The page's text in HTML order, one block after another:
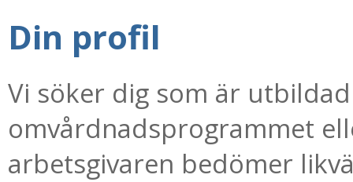
Din profil
Vi söker dig som är
omvårdnadsprogrammet
arbetsgivaren bedömer